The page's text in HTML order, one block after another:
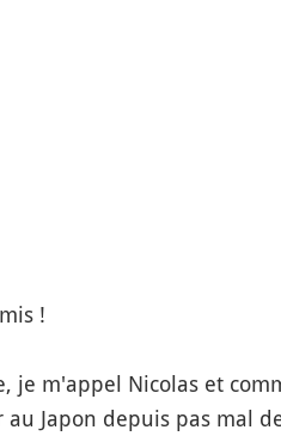
!
je m'appel Nicolas et
Japon depuis pas mal